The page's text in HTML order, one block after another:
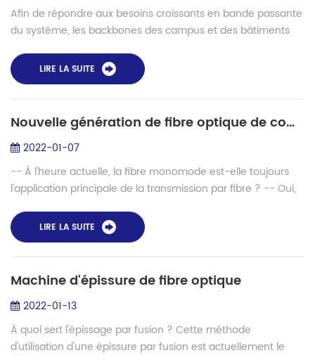
Afin de répondre aux besoins croissants en bande passante
du système, les backbones des campus et des bâtiments
de données, migrent vers des ...
LIRE LA SUITE
Nouvelle génération de fibre optique de communication - Comment trouver les meilleures solutions pour l'épissure de fibre multicœur
2022-01-07
-- À l'heure actuelle, la fibre monomode est-elle toujours
l'application principale de la transmission par fibre ? -- Oui,
actuellement des...
LIRE LA SUITE
Machine d'épissure de fibre optique
2022-01-13
À quoi sert l'épissage par fusion ? Cette méthode
d'utilisation d'une épissure par fusion est actuellement le